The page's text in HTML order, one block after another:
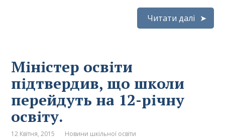
Читати далі
Міністер освіти
підтвердив, що школи
перейдуть на 12-річну
освіту.
12 Квітня, 2015 Новини шкільної освіти